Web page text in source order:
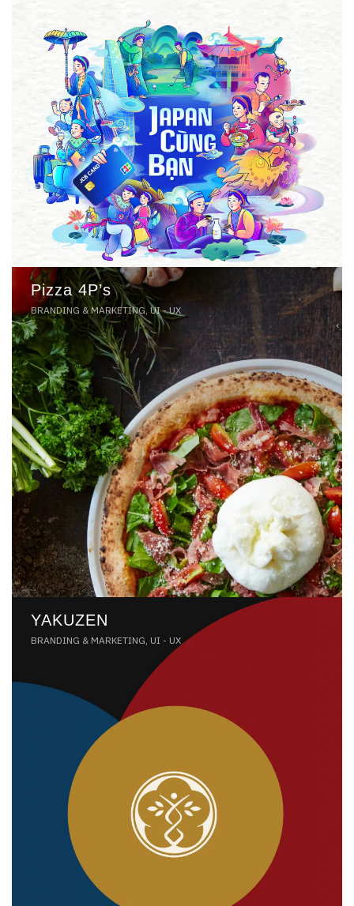
Pizza 4P’s
BRANDING & MARKETING, UI - UX
YAKUZEN
BRANDING & MARKETING, UI - UX